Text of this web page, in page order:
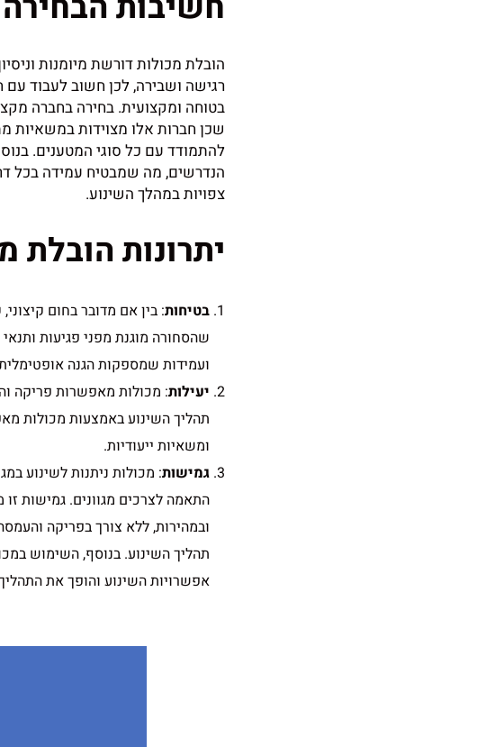
הובלת מכולות דורשת מיומנות
רגישה ושבירה, לכן חשוב לעבוד
בטוחה ומקצועית. בחירה בחברה
שכן חברות אלו מצוידות במשאיות
להתמודד עם כל סוגי המטענים.
הנדרשים, מה שמבטיח עמידה בכל
צפויות במהלך השינוע.
יתרונות הובלת
בטיחות: בין אם מדובר בחום
שהסחורה מוגנת מפני פגיעות
ועמידות שמספקות הגנה
יעילות: מכולות מאפשרות פריקה
תהליך השינוע באמצעות מכולות
ומשאיות ייעודיות.
גמישות: מכולות ניתנות לשינוע
התאמה לצרכים מגוונים. גמישות
ובמהירות, ללא צורך בפריקה
תהליך השינוע. בנוסף, השימוש
אפשרויות השינוע והופך את